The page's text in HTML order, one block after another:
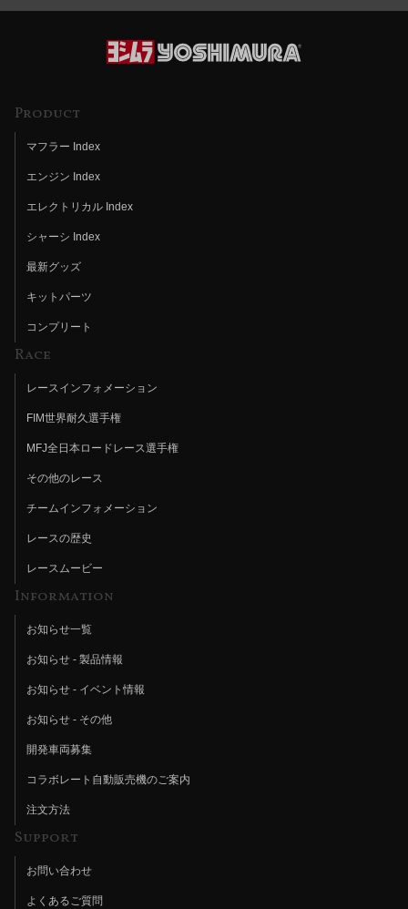
Product
マフラー Index
エンジン Index
エレクトリカル Index
シャーシ Index
最新グッズ
キットパーツ
コンプリート
Race
レースインフォメーション
FIM世界耐久選手権
MFJ全日本ロードレース選手権
その他のレース
チームインフォメーション
レースの歴史
レースムービー
Information
お知らせ一覧
お知らせ - 製品情報
お知らせ - イベント情報
お知らせ - その他
開発車両募集
コラボレート自動販売機のご案内
注文方法
Support
お問い合わせ
よくあるご質問